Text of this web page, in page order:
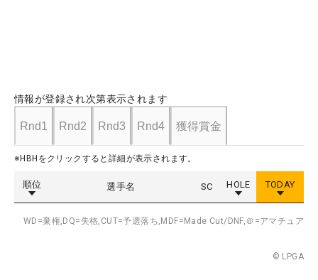
情報が登録され次第表示されます
Rnd1 Rnd2 Rnd3 Rnd4 獲得賞金
※HBHをクリックすると詳細が表示されます。
順位 選手名 SC HOLE TODAY
WD=棄権, DQ=失格, CUT=予選落ち, MDF=Made Cut/DNF,＠=アマチュア
© LPGA